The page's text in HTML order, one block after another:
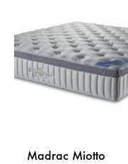
Madrac Miotto